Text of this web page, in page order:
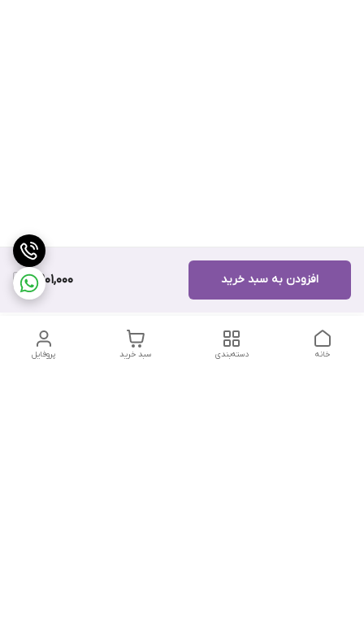
8,901,000 افزودن به سبد خرید
پروفایل سبد خرید دسته‌بندی خانه